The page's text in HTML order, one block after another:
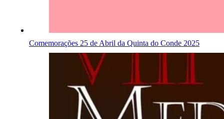
Comemorações 25 de Abril da Quinta do Conde 2025